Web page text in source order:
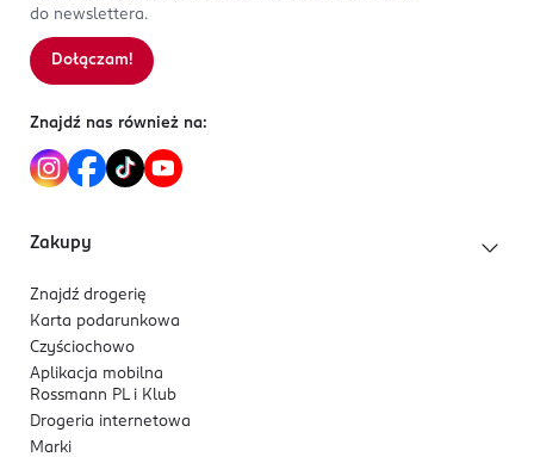
Sortowanie wg
do newslettera.
Dołączam!
Znajdź nas również na:
Zakupy
Znajdź drogerię
Karta podarunkowa
Czyściochowo
Aplikacja mobilna
Rossmann PL i Klub
Drogeria internetowa
Marki